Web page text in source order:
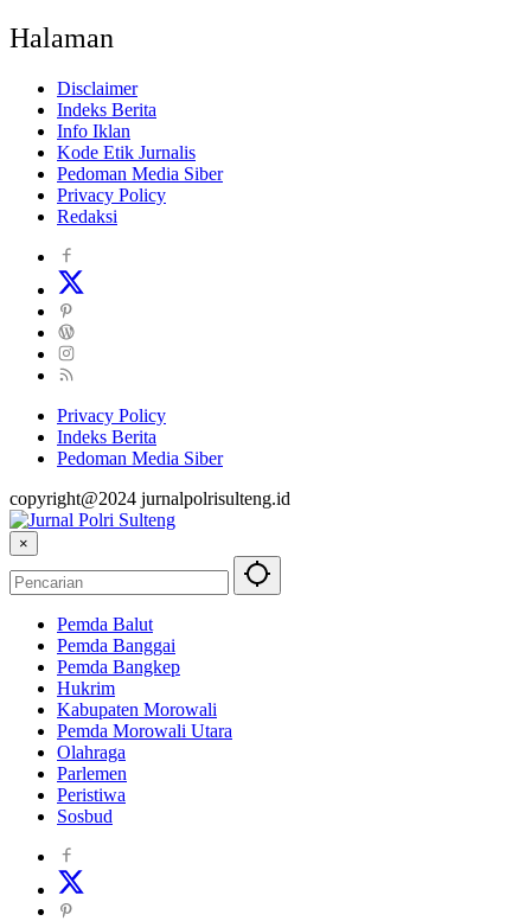
Halaman
Disclaimer
Indeks Berita
Info Iklan
Kode Etik Jurnalis
Pedoman Media Siber
Privacy Policy
Redaksi
Privacy Policy
Indeks Berita
Pedoman Media Siber
copyright@2024 jurnalpolrisulteng.id
×
Pemda Balut
Pemda Banggai
Pemda Bangkep
Hukrim
Kabupaten Morowali
Pemda Morowali Utara
Olahraga
Parlemen
Peristiwa
Sosbud